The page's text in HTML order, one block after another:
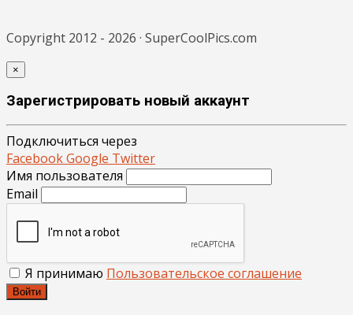
Copyright 2012 - 2026 · SuperCoolPics.com
×
Зарегистрировать новый аккаунт
Подключиться через
FacebookGoogle Twitter
Имя пользователя
Email
Я принимаю Пользовательское соглашение
Войти